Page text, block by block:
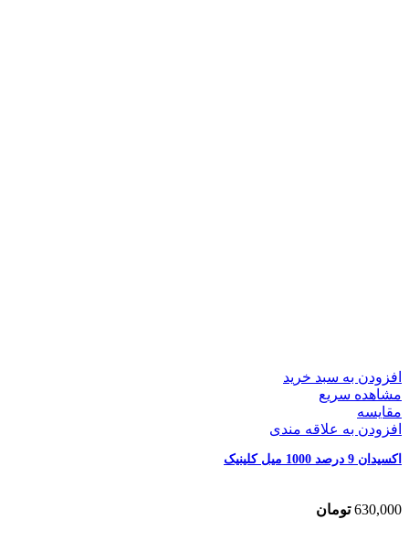
افزودن به سبد خرید
مشاهده سریع
مقایسه
افزودن به علاقه مندی
اکسیدان 9 درصد 1000 میل کلینیک
630,000 تومان